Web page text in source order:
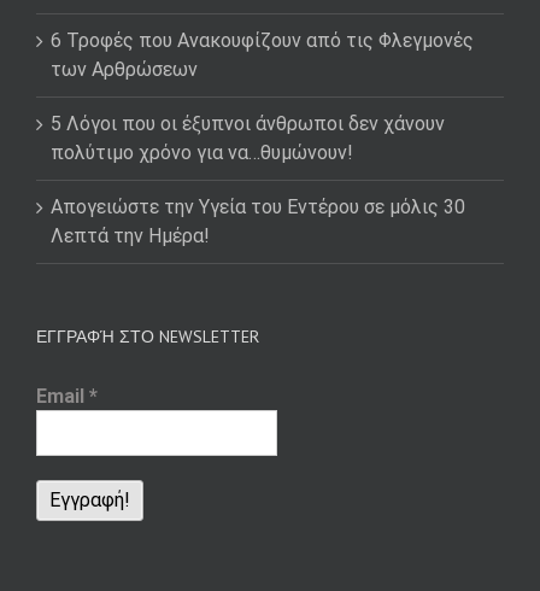
6 Τροφές που Ανακουφίζουν από τις Φλεγμονές
των Αρθρώσεων
5 Λόγοι που οι έξυπνοι άνθρωποι δεν χάνουν
πολύτιμο χρόνο για να…θυμώνουν!
Απογειώστε την Υγεία του Εντέρου σε μόλις 30
Λεπτά την Ημέρα!
ΕΓΓΡΑΦΉ ΣΤΟ NEWSLETTER
Email *